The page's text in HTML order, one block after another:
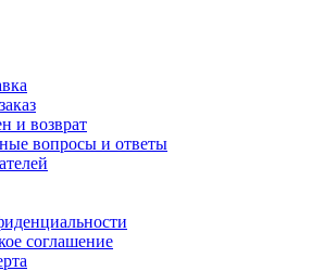
и возврат
вопросы и ответы
соглашение